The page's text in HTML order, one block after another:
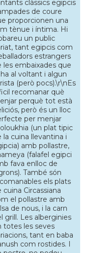
clàssics egipcis
de coure
proporcionen una
tènue i íntima. Hi
un public
tant egipcis com
estrangers
les embaixades que
al voltant i algun
(però pocs).\r\nEs
recomanar què
perquè tot està
però és un lloc
per menjar
(un plat tipic
la cuina llevantina i
amb pollastre,
(falafel egipci
fava enlloc de
També són
els plats
cuina Circassiana
el pollastre amb
de nous, i la carn
grill. Les alberginies
totes les seves
tant en baba
com rostides. I